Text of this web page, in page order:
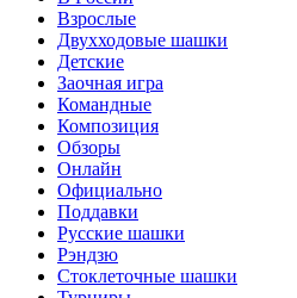
Взрослые
Двухходовые шашки
Детские
Заочная игра
Командные
Композиция
Обзоры
Онлайн
Официально
Поддавки
Русские шашки
Рэндзю
Стоклеточные шашки